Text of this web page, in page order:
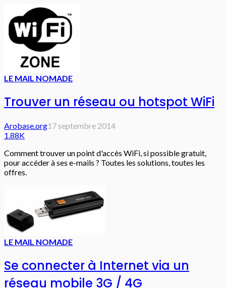
LE MAIL NOMADE
Trouver un réseau ou hotspot WiFi
Arobase.org17 septembre 2014
1.88K
Comment trouver un point d'accès WiFi, si possible gratuit,
pour accéder à ses e-mails ? Toutes les solutions, toutes les
offres.
LE MAIL NOMADE
Se connecter à Internet via un
réseau mobile 3G / 4G